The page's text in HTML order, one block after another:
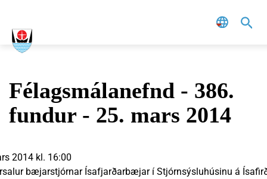
Félagsmálanefnd - 386.
fundur - 25. mars 2014
2014 kl. 16:00
bæjarstjórnar Ísafjarðarbæjar í Stjórnsýsluhúsinu á